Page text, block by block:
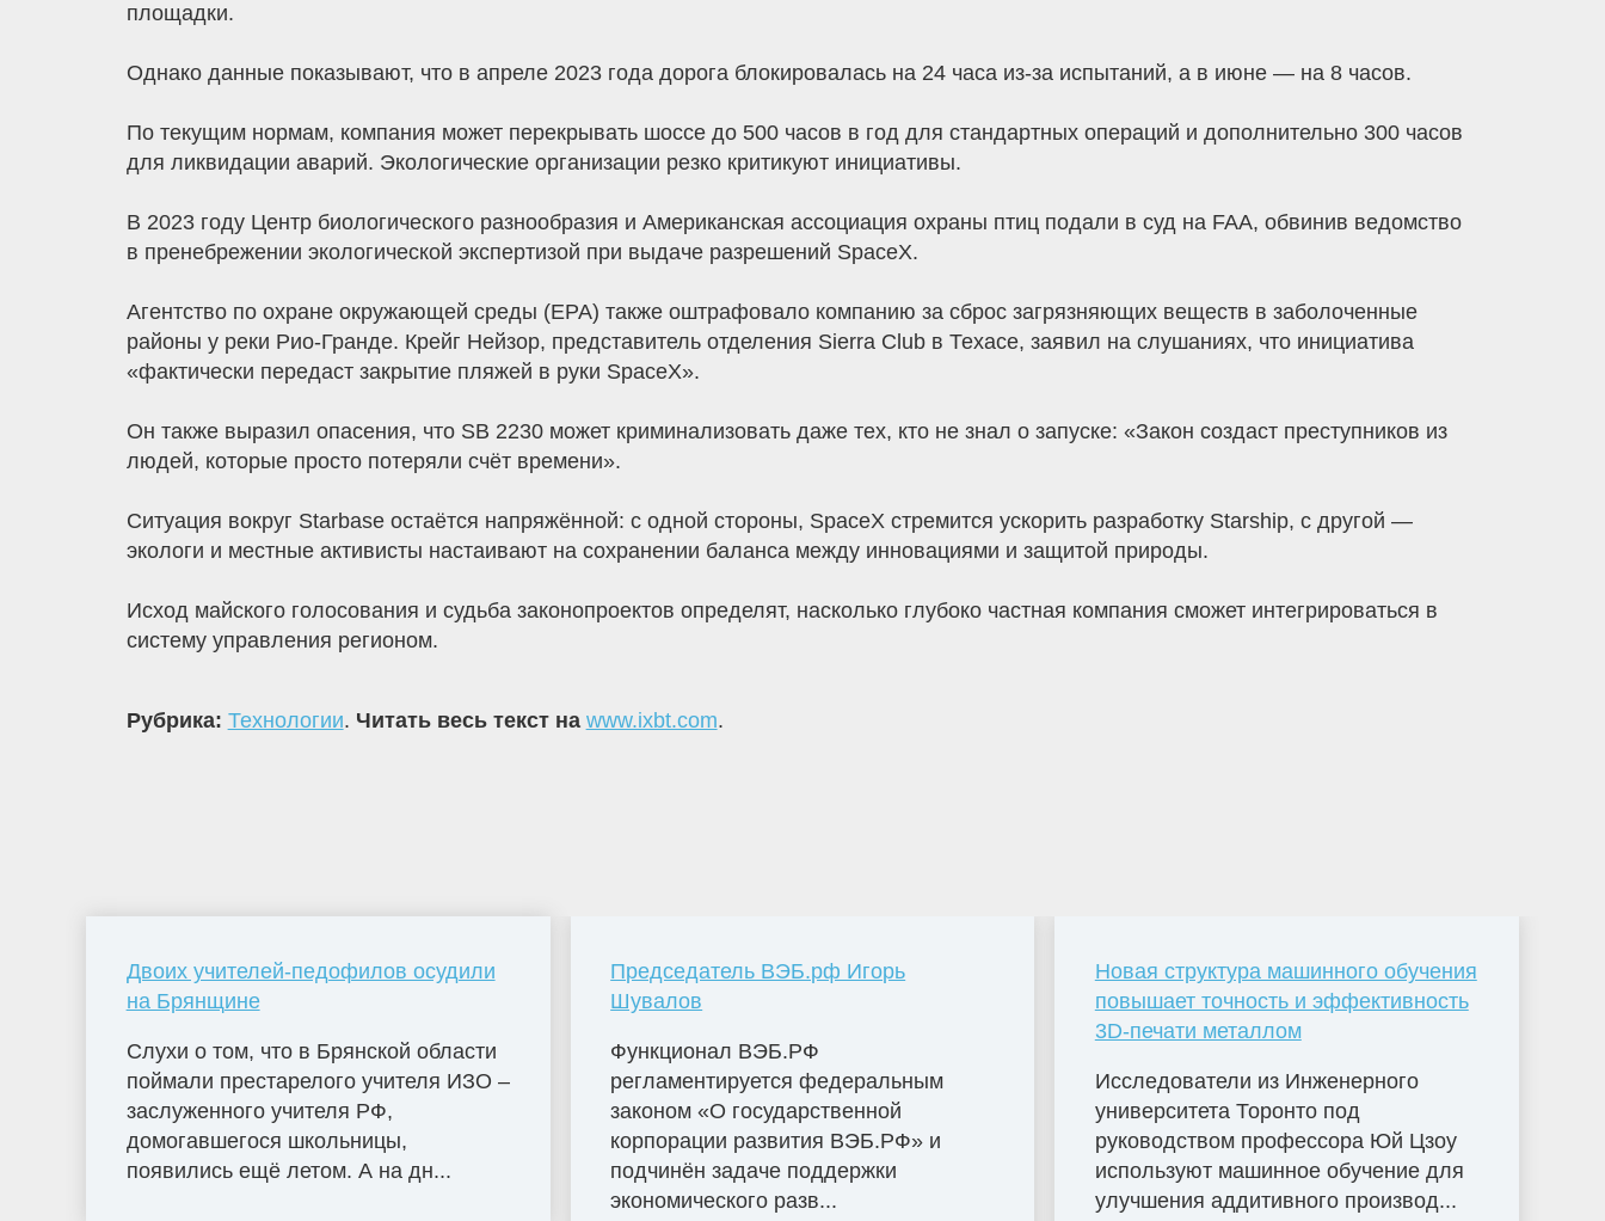
площадки.
Однако данные показывают, что в апреле 2023 года дорога блокировалась на 24 часа из-за испытаний, а в июне — на 8 часов.
По текущим нормам, компания может перекрывать шоссе до 500 часов в год для стандартных операций и дополнительно 300 часов
для ликвидации аварий. Экологические организации резко критикуют инициативы.
В 2023 году Центр биологического разнообразия и Американская ассоциация охраны птиц подали в суд на FAA, обвинив ведомство
в пренебрежении экологической экспертизой при выдаче разрешений SpaceX.
Агентство по охране окружающей среды (EPA) также оштрафовало компанию за сброс загрязняющих веществ в заболоченные
районы у реки Рио-Гранде. Крейг Нейзор, представитель отделения Sierra Club в Техасе, заявил на слушаниях, что инициатива
«фактически передаст закрытие пляжей в руки SpaceX».
Он также выразил опасения, что SB 2230 может криминализовать даже тех, кто не знал о запуске: «Закон создаст преступников из
людей, которые просто потеряли счёт времени».
Ситуация вокруг Starbase остаётся напряжённой: с одной стороны, SpaceX стремится ускорить разработку Starship, с другой —
экологи и местные активисты настаивают на сохранении баланса между инновациями и защитой природы.
Исход майского голосования и судьба законопроектов определят, насколько глубоко частная компания сможет интегрироваться в
систему управления регионом.
Рубрика: Технологии. Читать весь текст на www.ixbt.com.
Двоих учителей-педофилов осудили
на Брянщине
Слухи о том, что в Брянской области
поймали престарелого учителя ИЗО –
заслуженного учителя РФ,
домогавшегося школьницы,
появились ещё летом. А на дн...
Председатель ВЭБ.рф Игорь
Шувалов
Функционал ВЭБ.РФ
регламентируется федеральным
законом «О государственной
корпорации развития ВЭБ.РФ» и
подчинён задаче поддержки
экономического разв...
Новая структура машинного обучения
повышает точность и эффективность
3D-печати металлом
Исследователи из Инженерного
университета Торонто под
руководством профессора Юй Цзоу
используют машинное обучение для
улучшения аддитивного производ...